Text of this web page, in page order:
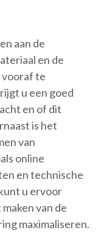
aan de
en de
vooraf te
u een goed
en of dit
is het
van
online
en technische
u ervoor
van de
maximaliseren.